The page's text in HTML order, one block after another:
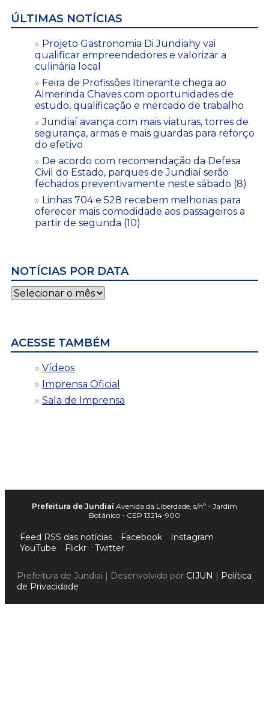
ÚLTIMAS NOTÍCIAS
Projeto Gastronomia Di Jundiahy vai
qualificar empreendedores e valorizar a
culinária local
Feira de Profissões Itinerante chega ao
Almerinda Chaves com oportunidades de
estudo, qualificação e mercado de trabalho
Jundiaí avança com mais viaturas, torres de
segurança, armas e mais guardas para reforço
do efetivo
De acordo com recomendação da Defesa
Civil do Estado, parques de Jundiaí serão
fechados preventivamente neste sábado (8)
Linhas 704 e 528 recebem melhorias para
oferecer mais comodidade aos passageiros a
partir de segunda (10)
NOTÍCIAS POR DATA
Notícias
por
ACESSE TAMBÉM
Vídeos
Imprensa Oficial
Sala de Imprensa
Prefeitura de Jundiaí Avenida da Liberdade, s/nº - Jardim
Botânico - CEP 13214-900
Feed RSS das notícias Facebook
Instagram
YouTube
Flickr Twitter
Prefeitura de Jundiaí | Desenvolvido por CIJUN
Política
de Privacidade